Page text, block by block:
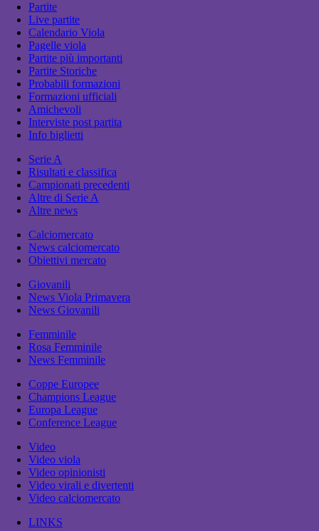
Partite
Live partite
Calendario Viola
Pagelle viola
Partite più importanti
Partite Storiche
Probabili formazioni
Formazioni ufficiali
Amichevoli
Interviste post partita
Info biglietti
Serie A
Risultati e classifica
Campionati precedenti
Altre di Serie A
Altre news
Calciomercato
News calciomercato
Obiettivi mercato
Giovanili
News Viola Primavera
News Giovanili
Femminile
Rosa Femminile
News Femminile
Coppe Europee
Champions League
Europa League
Conference League
Video
Video viola
Video opinionisti
Video virali e divertenti
Video calciomercato
LINKS